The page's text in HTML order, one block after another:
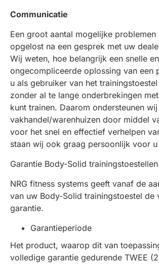
Communicatie
Een groot aantal mogelijke
opgelost na een gesprek met uw
Wij weten, hoe belangrijk een snelle en
ongecompliceerde oplossing van een
u als gebruiker van het
zonder al te lange onderbrekingen
kunt trainen. Daarom ondersteunen
vakhandel/warenhuizen door middel
voor het snel en effectief verhelpen
staan wij ook graag persoonlijk voor
Garantie Body-Solid trainingstoestellen
NRG fitness systems geeft vanaf de
van uw Body-Solid trainingstoestel de
garantie.
Garantieperiode
Het product, waarop dit van
volledige garantie gedurende TWEE